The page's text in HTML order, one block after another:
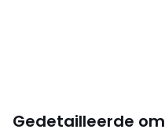
Gedetailleerde